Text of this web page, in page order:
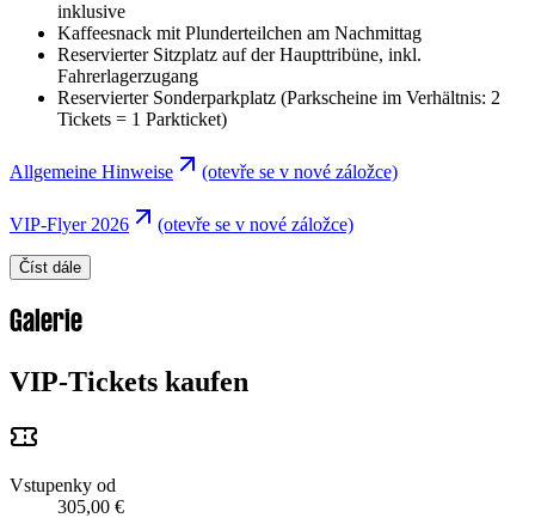
inklusive
Kaffeesnack mit Plunderteilchen am Nachmittag
Reservierter Sitzplatz auf der Haupttribüne, inkl.
Fahrerlagerzugang
Reservierter Sonderparkplatz (Parkscheine im Verhältnis: 2
Tickets = 1 Parkticket)
Allgemeine Hinweise (otevře se v nové záložce)
VIP-Flyer 2026 (otevře se v nové záložce)
Číst dále
Galerie
VIP-Tickets kaufen
Vstupenky od
305,00 €